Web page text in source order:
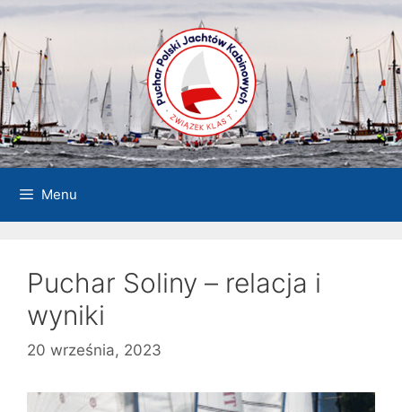
Przejdź
do
treści
Menu
Puchar Soliny – relacja i
wyniki
20 września, 2023